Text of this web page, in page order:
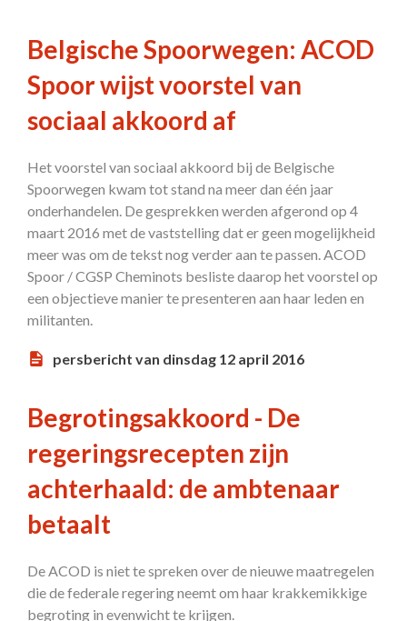
Belgische Spoorwegen: ACOD
Spoor wijst voorstel van
sociaal akkoord af
Het voorstel van sociaal akkoord bij de Belgische
Spoorwegen kwam tot stand na meer dan één jaar
onderhandelen. De gesprekken werden afgerond op 4
maart 2016 met de vaststelling dat er geen mogelijkheid
meer was om de tekst nog verder aan te passen. ACOD
Spoor / CGSP Cheminots besliste daarop het voorstel op
een objectieve manier te presenteren aan haar leden en
militanten.
persbericht van dinsdag 12 april 2016
Begrotingsakkoord - De
regeringsrecepten zijn
achterhaald: de ambtenaar
betaalt
De ACOD is niet te spreken over de nieuwe maatregelen
die de federale regering neemt om haar krakkemikkige
begroting in evenwicht te krijgen.